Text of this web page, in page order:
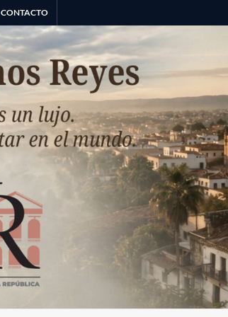
CONTACTO